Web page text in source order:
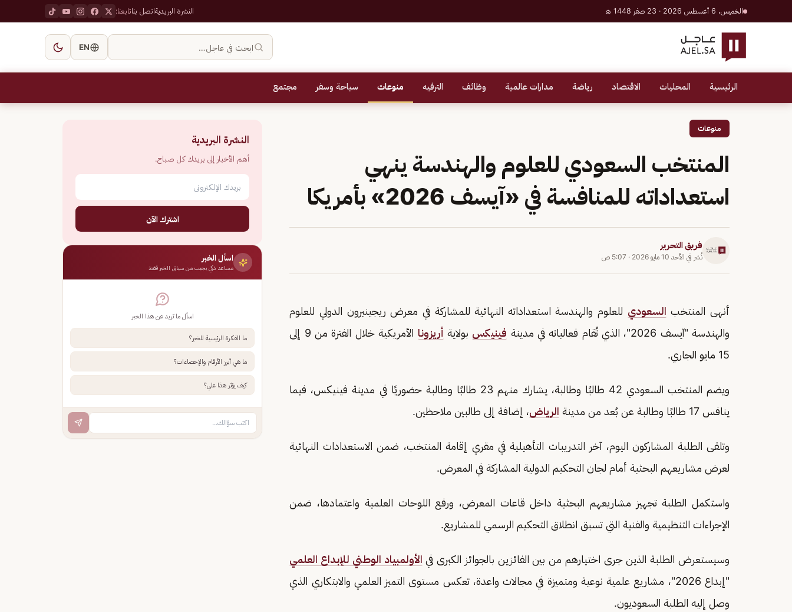
الخميس، 6 أغسطس 2026 · 23 صفر 1448 هـ النشرة البريديةاتصل بناتابعنا:
ابحث في عاجل… EN
الرئيسية المحليات الاقتصاد رياضة مدارات عالمية وظائف الترفيه منوعات سياحة وسفر مجتمع
منوعات
المنتخب السعودي للعلوم والهندسة ينهي
استعداداته للمنافسة في «آيسف 2026» بأمريكا
فريق التحرير
نُشر في الأحد 10 مايو 2026 · 5:07 ص
أنهى المنتخب السعودي للعلوم والهندسة استعداداته النهائية للمشاركة في معرض ريجينيرون الدولي للعلوم
والهندسة "آيسف 2026"، الذي تُقام فعالياته في مدينة
فينيكس بولاية أريزونا
الأمريكية خلال الفترة من 9 إلى
15 مايو الجاري.
ويضم المنتخب السعودي 42 طالبًا وطالبة، يشارك منهم 23 طالبًا وطالبة حضوريًا في مدينة فينيكس، فيما
ينافس 17 طالبًا وطالبة عن بُعد من مدينة
الرياض، إضافة إلى طالبين ملاحظين.
وتلقى الطلبة المشاركون اليوم، آخر التدريبات التأهيلية في مقري إقامة المنتخب، ضمن الاستعدادات النهائية
لعرض مشاريعهم البحثية أمام لجان التحكيم الدولية المشاركة في المعرض.
واستكمل الطلبة تجهيز مشاريعهم البحثية داخل قاعات المعرض، ورفع اللوحات العلمية واعتمادها، ضمن
الإجراءات التنظيمية والفنية التي تسبق انطلاق التحكيم الرسمي للمشاريع.
وسيستعرض الطلبة الذين جرى اختيارهم من بين الفائزين بالجوائز الكبرى في الأولمبياد الوطني للإبداع العلمي
"إبداع 2026"، مشاريع علمية نوعية ومتميزة في مجالات واعدة، تعكس مستوى التميز العلمي والابتكاري الذي
وصل إليه الطلبة السعوديون.
النشرة البريدية
أهم الأخبار إلى بريدك كل صباح.
اشترك الآن
اسأل الخبر
مساعد ذكي يجيب من سياق الخبر فقط
اسأل ما تريد عن هذا الخبر
ما الفكرة الرئيسية للخبر؟
ما هي أبرز الأرقام والإحصاءات؟
كيف يؤثر هذا علي؟